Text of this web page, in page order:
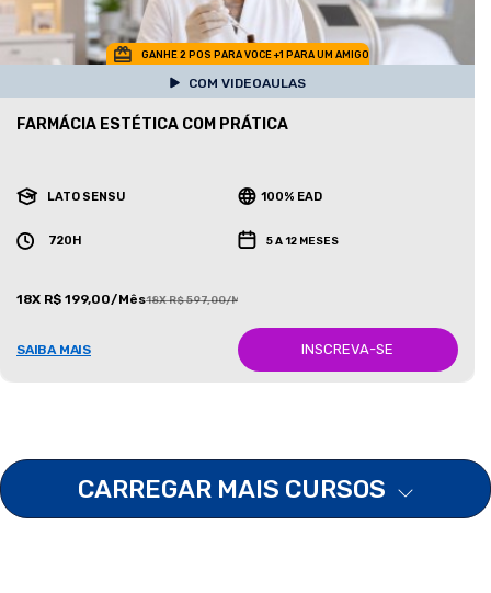
GANHE 2 POS PARA VOCE +1 PARA UM AMIGO
COM VIDEOAULAS
FARMÁCIA ESTÉTICA COM PRÁTICA
LATO SENSU 100% EAD
720H 5 A 12 MESES
18X R$ 199,00/Mês18X R$ 597,00/Mês
SAIBA MAIS INSCREVA-SE
CARREGAR MAIS CURSOS